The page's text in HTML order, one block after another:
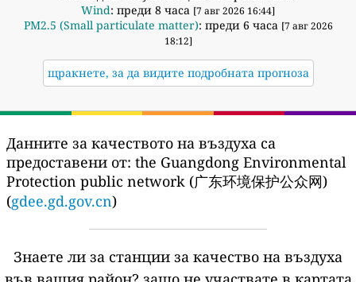
Wind: преди 8 часа [7 авг 2026 16:44]
PM2.5 (Small particulate matter): преди 6 часа [7 авг 2026
18:12]
щракнете, за да видите подробната прогноза
Данните за качеството на въздуха са
предоставени от: the Guangdong Environmental
Protection public network (广东环境保护公众网)
(gdee.gd.gov.cn)
Знаете ли за станции за качество на въздуха